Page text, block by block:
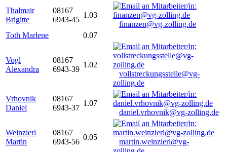
Thalmair
Brigitte
08167
6943-45
1.03
finanzen@vg-zolling.de
Toth Marlene
0.07
Vogl
Alexandra
08167
6943-39
1.02
vollstreckungsstelle@vg-
zolling.de
Vrhovnik
Daniel
08167
6943-37
1.07
daniel.vrhovnik@vg-zolling.de
Weinzierl
Martin
08167
6943-56
0.05
martin.weinzierl@vg-